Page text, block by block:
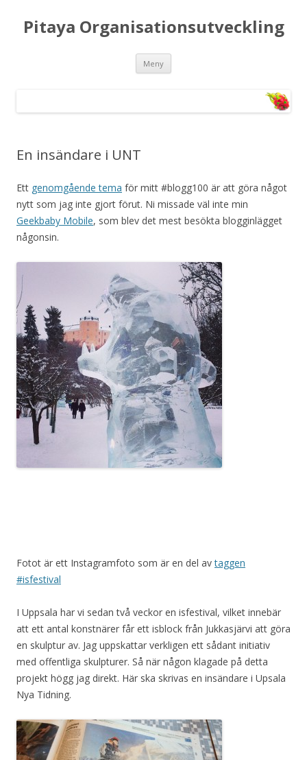
Pitaya Organisationsutveckling
Meny
En insändare i UNT
Ett genomgående tema för mitt #blogg100 är att göra något
nytt som jag inte gjort förut. Ni missade väl inte min
Geekbaby Mobile, som blev det mest besökta blogginlägget
någonsin.
Fotot är ett Instagramfoto som är en del avtaggen
#isfestival
I Uppsala har vi sedan två veckor en isfestival, vilket innebär
att ett antal konstnärer får ett isblock från Jukkasjärvi att göra
en skulptur av. Jag uppskattar verkligen ett sådant initiativ
med offentliga skulpturer. Så när någon klagade på detta
projekt högg jag direkt. Här ska skrivas en insändare i Upsala
Nya Tidning.